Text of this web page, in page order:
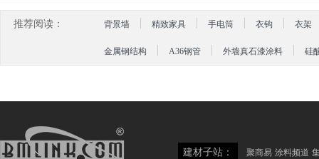
推荐阅读： 背景墙 精致家具 手电筒 衣钩 衣架
金属钢结构 A36钢管 外墙真石漆涂料 硅
建材子站： 聚商易 涂料频道